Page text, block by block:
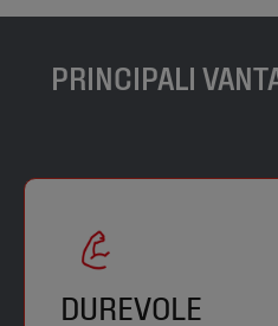
PRINCIPALI
DUREVOLE